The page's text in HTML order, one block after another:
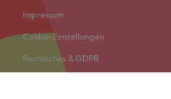
Impressum
Cookie-Einstellungen
Rechtliches & GDPR